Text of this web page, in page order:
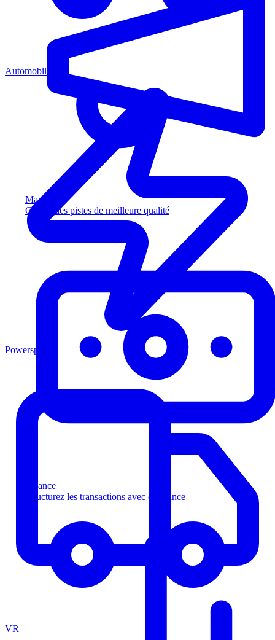
Marketing
Captez des pistes de meilleure qualité
Finance
Structurez les transactions avec confiance
Automobile
Powersports
VR